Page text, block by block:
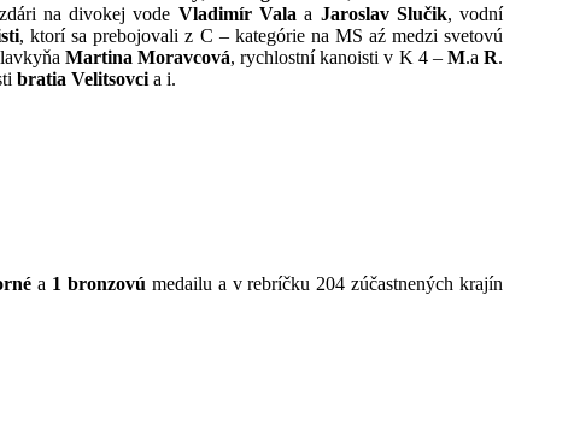
na divokej vode Vladimír Vala a Jaroslav Slučik, vodní
, ktorí sa prebojovali z C – kategórie na MS aź medzi svetovú
Martina Moravcová, rychlostní kanoisti v K 4 – M.aR.
bratia Velitsovci a i.
a 1 bronzovú medailu a v rebríčku 204 zúčastnených krajín